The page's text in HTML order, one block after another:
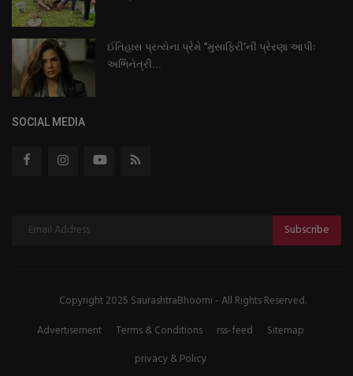
ઈતિહાસ પ્રત્યેના પ્રેમે “મુસાફિરી’ની પ્રેરણા આપીઃ
અભિનેત્રી...
SOCIAL MEDIA
Subscribe
Copyright 2025 SaurashtraBhoomi - All Rights Reserved.
Advertisement
Terms & Conditions rss-feed
Sitemap
privacy & Policy